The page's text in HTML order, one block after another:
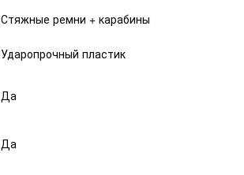
Стяжные ремни + карабины
Ударопрочный пластик
Да
Да